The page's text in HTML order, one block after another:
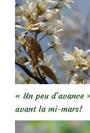
« Un peu d’avance
avant la mi-mars!